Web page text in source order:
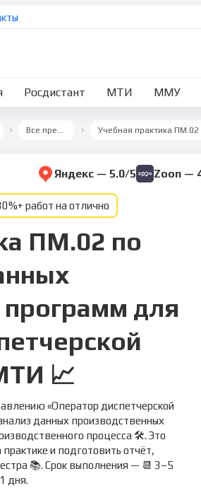
Росдистант МТИ ММУ
Все предметы
Яндекс — 5.0/5 Zoon —
работ на отлично
ПМ.02 по
для
📈
«Оператор диспетчерской
данных производственных
процесса 🛠️. Это
и подготовить отчёт,
📚. Срок выполнения — 📆 3–5
дня.